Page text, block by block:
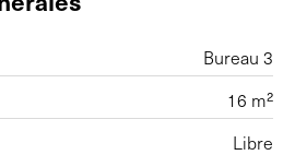
Bureau 3
16 m²
Libre